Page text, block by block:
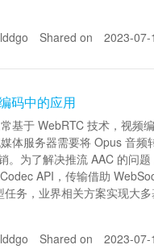
lddgo Shared on 2023-07-
码中的应用
基于 WebRTC 技术，视
体服务器需要将 Opus 音
。为了解决推流 AAC 的问
API，传输借助
务，业界相关方案实现大
lddgo Shared on 2023-07-